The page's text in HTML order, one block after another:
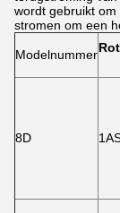
wordt gebruikt
stromen om een
Modelnummer
8D